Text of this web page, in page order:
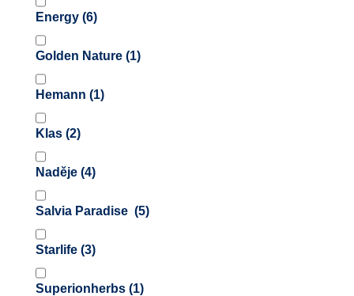
Energy (6)
Golden Nature (1)
Hemann (1)
Klas (2)
Naděje (4)
Salvia Paradise (5)
Starlife (3)
Superionherbs (1)